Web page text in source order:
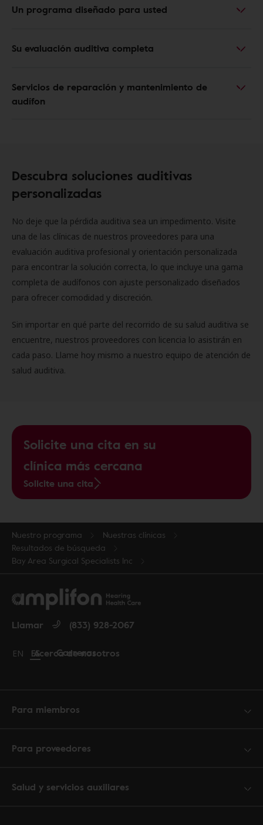
Un programa diseñado para usted
Su evaluación auditiva completa
Servicios de reparación y mantenimiento de
audífon
Descubra soluciones auditivas
personalizadas
No deje que la pérdida auditiva sea un impedimento. Visite
una de las clínicas de nuestros proveedores para una
evaluación auditiva profesional y orientación personalizada
para encontrar la solución correcta, lo que incluye una gama
completa de audífonos con ajuste personalizado diseñados
para ofrecer comodidad y discreción.
Sin importar en qué parte del recorrido de su salud auditiva se
encuentre, nuestros proveedores con licencia lo asistirán en
cada paso. Llame hoy mismo a nuestro equipo de atención de
salud auditiva.
Solicite una cita en su
clínica más cercana
Solicite una cita
Nuestro programa
Nuestras clínicas
Resultados de búsqueda
Bay Area Surgical Specialists Inc
Acerca de nosotros
Carreras
Llamar (833) 928-2067
Change language to English
EN Cambiar idioma a español
ES
Para miembros
Para proveedores
Salud y servicios auxiliares